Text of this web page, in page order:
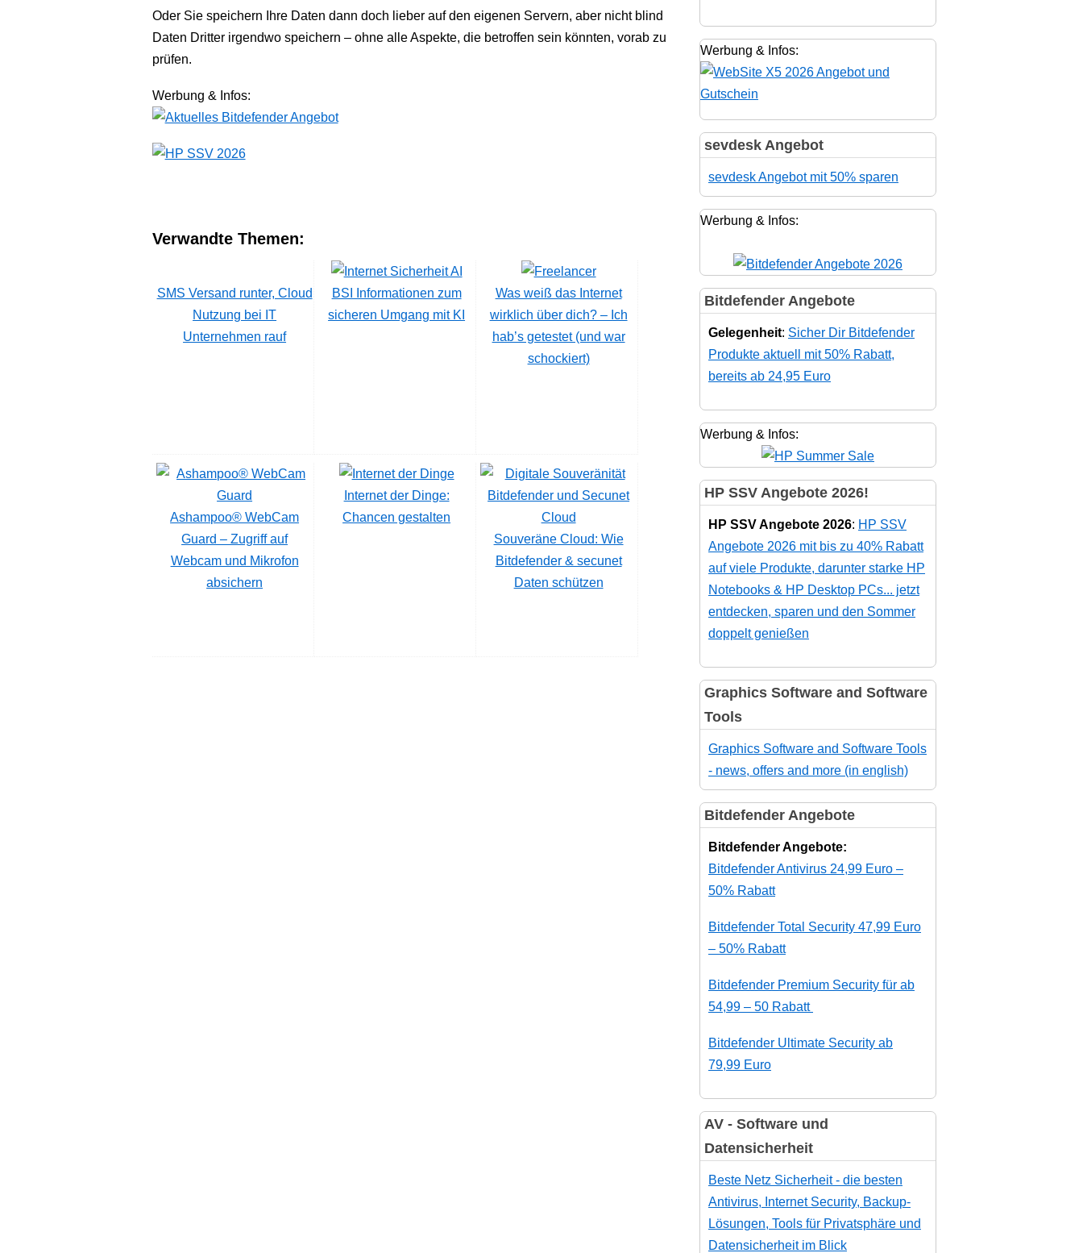
Oder Sie speichern Ihre Daten dann doch lieber auf den eigenen Servern, aber nicht blind
Daten Dritter irgendwo speichern – ohne alle Aspekte, die betroffen sein könnten, vorab zu
prüfen.
Werbung & Infos:
Verwandte Themen:
SMS Versand runter, Cloud
Nutzung bei IT
Unternehmen rauf
BSI Informationen zum
sicheren Umgang mit KI
Was weiß das Internet
wirklich über dich? – Ich
hab’s getestet (und war
schockiert)
Ashampoo® WebCam
Guard – Zugriff auf
Webcam und Mikrofon
absichern
Internet der Dinge:
Chancen gestalten
Souveräne Cloud: Wie
Bitdefender & secunet
Daten schützen
Werbung & Infos:
sevdesk Angebot
sevdesk Angebot mit 50% sparen
Werbung & Infos:
Bitdefender Angebote
Gelegenheit: Sicher Dir Bitdefender
Produkte aktuell mit 50% Rabatt,
bereits ab 24,95 Euro
Werbung & Infos:
HP SSV Angebote 2026!
HP SSV Angebote 2026: HP SSV
Angebote 2026 mit bis zu 40% Rabatt
auf viele Produkte, darunter starke HP
Notebooks & HP Desktop PCs... jetzt
entdecken, sparen und den Sommer
doppelt genießen
Graphics Software and Software
Tools
Graphics Software and Software Tools
- news, offers and more (in english)
Bitdefender Angebote
Bitdefender Angebote:
Bitdefender Antivirus 24,99 Euro –
50% Rabatt
Bitdefender Total Security 47,99 Euro
– 50% Rabatt
Bitdefender Premium Security für ab
54,99 – 50 Rabatt
Bitdefender Ultimate Security ab
79,99 Euro
AV - Software und
Datensicherheit
Beste Netz Sicherheit - die besten
Antivirus, Internet Security, Backup-
Lösungen, Tools für Privatsphäre und
Datensicherheit im Blick